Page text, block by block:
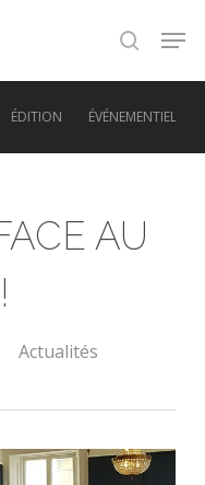
search
ÉDITION ÉVÉNEMENTIEL
AU
Actualités